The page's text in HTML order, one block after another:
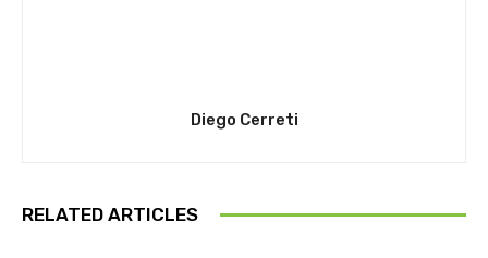
Diego Cerreti
RELATED ARTICLES